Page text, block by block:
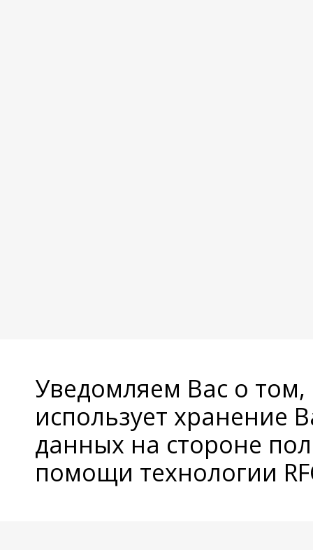
Уведомляем Вас о
использует хранение
данных на стороне
помощи технологии